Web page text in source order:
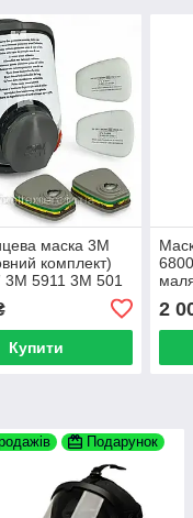
маска 3М
комплект)
3М 5911 3М 501
Купити
2
Подарунок